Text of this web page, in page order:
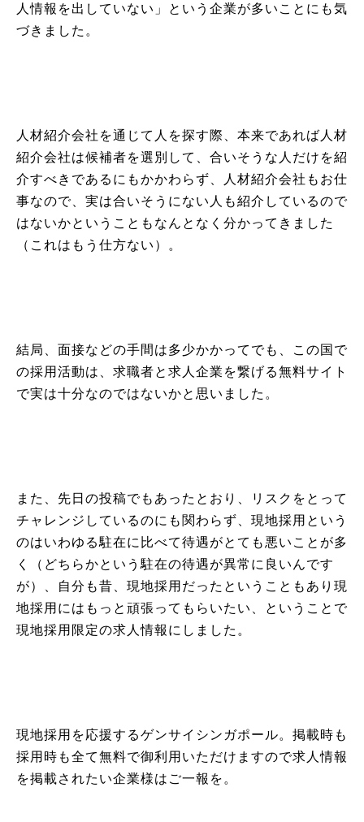
人情報を出していない」という企業が多いことにも気
づきました。
人材紹介会社を通じて人を探す際、本来であれば人材
紹介会社は候補者を選別して、合いそうな人だけを紹
介すべきであるにもかかわらず、人材紹介会社もお仕
事なので、実は合いそうにない人も紹介しているので
はないかということもなんとなく分かってきました
（これはもう仕方ない）。
結局、面接などの手間は多少かかってでも、この国で
の採用活動は、求職者と求人企業を繋げる無料サイト
で実は十分なのではないかと思いました。
また、先日の投稿でもあったとおり、リスクをとって
チャレンジしているのにも関わらず、現地採用という
のはいわゆる駐在に比べて待遇がとても悪いことが多
く（どちらかという駐在の待遇が異常に良いんです
が）、自分も昔、現地採用だったということもあり現
地採用にはもっと頑張ってもらいたい、ということで
現地採用限定の求人情報にしました。
現地採用を応援するゲンサイシンガポール。掲載時も
採用時も全て無料で御利用いただけますので求人情報
を掲載されたい企業様はご一報を。